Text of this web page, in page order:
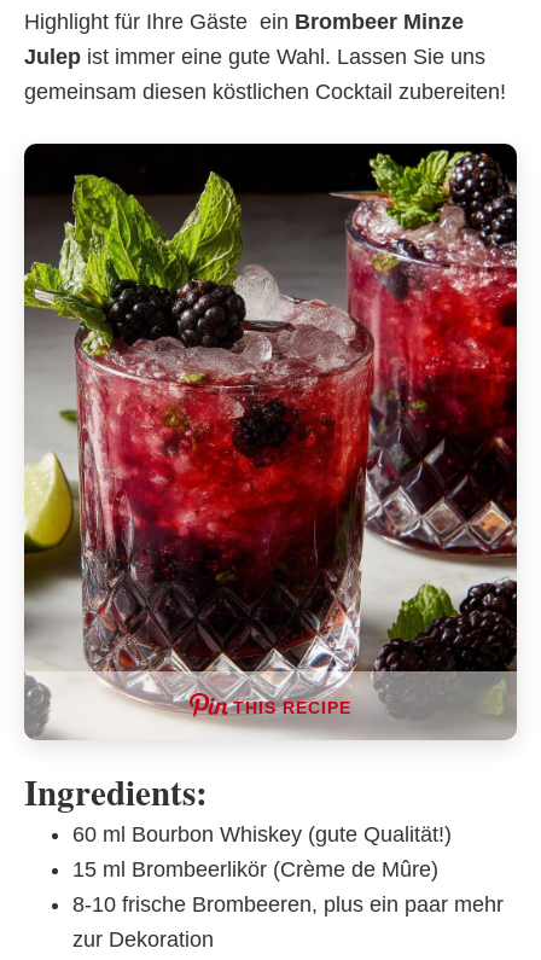
Highlight für Ihre Gäste  ein Brombeer Minze
Julep ist immer eine gute Wahl. Lassen Sie uns
gemeinsam diesen köstlichen Cocktail zubereiten!
THIS RECIPE
Ingredients:
60 ml Bourbon Whiskey (gute Qualität!)
15 ml Brombeerlikör (Crème de Mûre)
8-10 frische Brombeeren, plus ein paar mehr
zur Dekoration